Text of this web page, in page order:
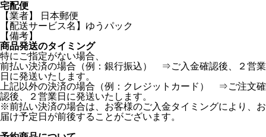
宅配便
【業者】 日本郵便
【配送サービス名】ゆうパック
【備考】
商品発送のタイミング
特にご指定がない場合、
前払い決済の場合（例：銀行振込） ⇒ご入金確認後、２営業
日に発送いたします。
上記以外の決済の場合（例：クレジットカード） ⇒ご注文確
認後、２営業日に発送いたします。
※前払い決済の場合は、お客様のご入金タイミングにより、お
届け予定日が前後することがございます。